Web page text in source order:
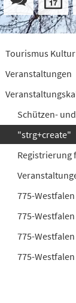
Tourismus Kultur
Veranstaltungen
Schützen-
"strg+create"
Registrierung
775-Westfalen
775-Westfalen
775-Westfalen
775-Westfalen